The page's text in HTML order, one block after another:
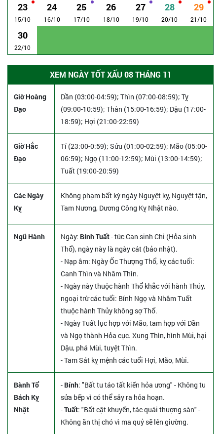
23
15/10
24
16/10
25
17/10
26
18/10
27
19/10
28
20/10
29
21/10
30
22/10
XEM NGÀY TỐT XẤU 08 THÁNG 11
Giờ Hoàng
Đạo
Dần (03:00-04:59); Thìn (07:00-08:59); Tỵ
(09:00-10:59); Thân (15:00-16:59); Dậu (17:00-
18:59); Hợi (21:00-22:59)
Giờ Hắc
Đạo
Tí (23:00-0:59); Sửu (01:00-02:59); Mão (05:00-
06:59); Ngọ (11:00-12:59); Mùi (13:00-14:59);
Tuất (19:00-20:59)
Các Ngày
Kỵ
Không phạm bất kỳ ngày Nguyệt kỵ, Nguyệt tận,
Tam Nương, Dương Công Kỵ Nhật nào.
Ngũ Hành Ngày: Bính Tuất- tức Can sinh Chi (Hỏa sinh
Thổ), ngày này là ngày cát (bảo nhật).
- Nạp âm: Ngày Ốc Thượng Thổ, kỵ các tuổi:
Canh Thìn và Nhâm Thìn.
- Ngày này thuộc hành Thổ khắc với hành Thủy,
ngoại trừ các tuổi: Bính Ngọ và Nhâm Tuất
thuộc hành Thủy không sợ Thổ.
- Ngày Tuất lục hợp với Mão, tam hợp với Dần
và Ngọ thành Hỏa cục. Xung Thìn, hình Mùi, hại
Dậu, phá Mùi, tuyệt Thìn.
- Tam Sát kỵ mệnh các tuổi Hợi, Mão, Mùi.
Bành Tổ
Bách Kỵ
Nhật
- Bính: "Bất tu táo tất kiến hỏa ương" - Không tu
sửa bếp vì có thể sảy ra hỏa hoạn.
-Tuất: "Bất cật khuyển, tác quái thượng sàn" -
Không ăn thị chó vì ma quỷ sẽ lên giường.